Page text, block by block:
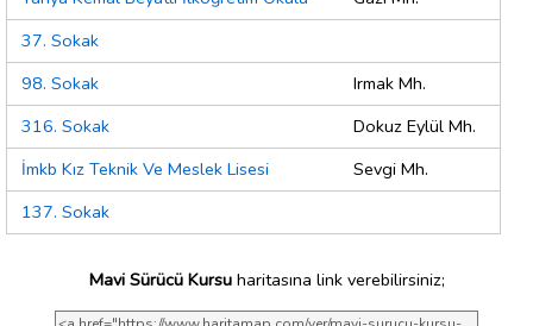
37. Sokak
98. Sokak
Irmak Mh.
316. Sokak
Dokuz Eylül Mh.
İmkb Kız Teknik Ve Meslek Lisesi
Sevgi Mh.
137. Sokak
Mavi Sürücü Kursuharitasına link verebilirsiniz;